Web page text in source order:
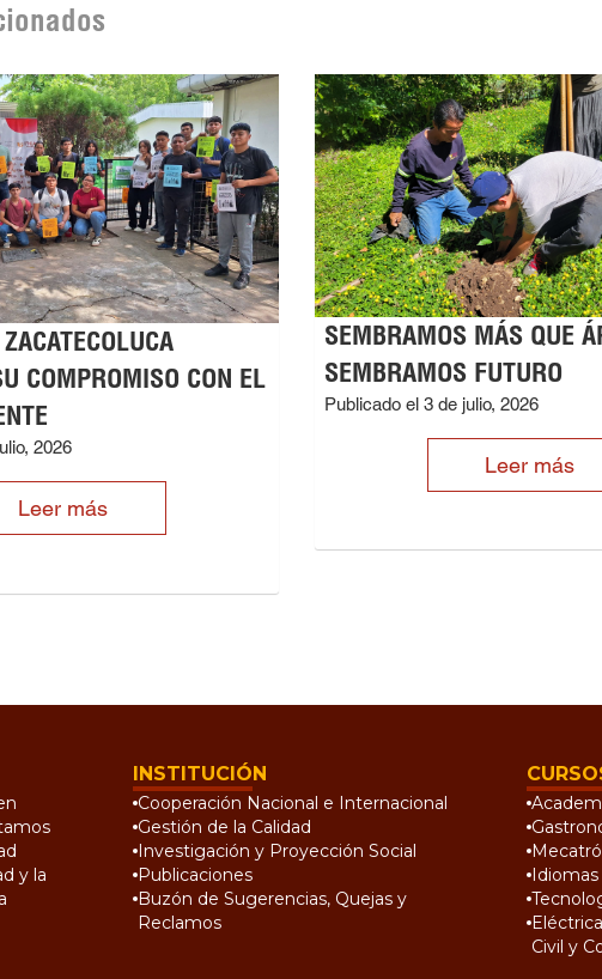
COMPROMISO CON EL
2026
Leer más
SEMBRAMOS MÁS QUE
SEMBRAMOS FUTURO
Publicado el 3 de julio, 2026
Leer más
y la
INSTITUCIÓN
Cooperación Nacional e Internacional
Gestión de la Calidad
Investigación y Proyección Social
Publicaciones
Buzón de Sugerencias, Quejas y
Reclamos
Idiomas
Civil y